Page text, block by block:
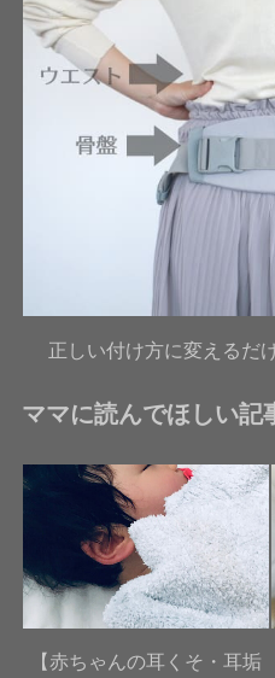
正しい付け方に変えるだ
ママに読んでほしい記
【赤ちゃんの耳くそ・耳垢